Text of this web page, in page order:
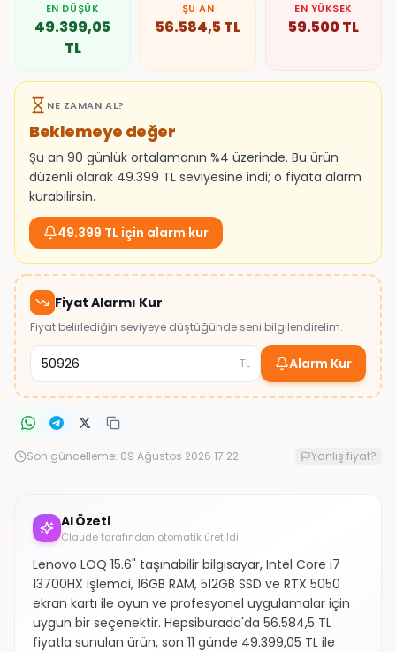
EN DÜŞÜK
49.399,05
TL
ŞU AN
56.584,5TL
EN YÜKSEK
59.500TL
NE ZAMAN AL?
Beklemeye değer
Şu an 90 günlük ortalamanın %4 üzerinde. Bu ürün
düzenli olarak 49.399 TL seviyesine indi; o fiyata alarm
kurabilirsin.
49.399 TL için alarm kur
Fiyat Alarmı Kur
Fiyat belirlediğin seviyeye düştüğünde seni bilgilendirelim.
TL Alarm Kur
Son güncelleme: 09 Ağustos 2026 17:22 Yanlış fiyat?
AI Özeti
Claude tarafından otomatik üretildi
Lenovo LOQ 15.6" taşınabilir bilgisayar, Intel Core i7
13700HX işlemci, 16GB RAM, 512GB SSD ve RTX 5050
ekran kartı ile oyun ve profesyonel uygulamalar için
uygun bir seçenektir. Hepsiburada'da 56.584,5 TL
fiyatla sunulan ürün, son 11 günde 49.399,05 TL ile